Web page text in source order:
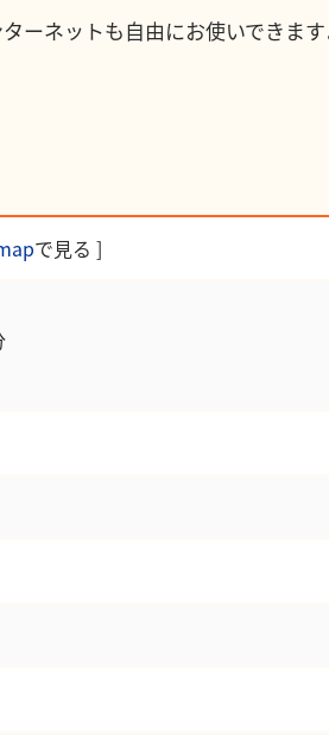
ーネットも自由にお使いできま
で見る ]